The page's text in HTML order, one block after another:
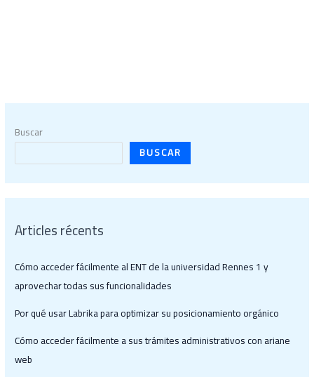
Buscar
BUSCAR
Articles récents
Cómo acceder fácilmente al ENT de la universidad Rennes 1 y
aprovechar todas sus funcionalidades
Por qué usar Labrika para optimizar su posicionamiento orgánico
Cómo acceder fácilmente a sus trámites administrativos con ariane
web